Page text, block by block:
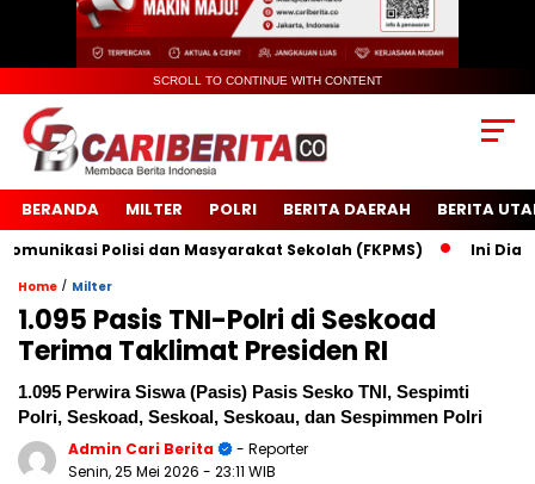
SCROLL TO CONTINUE WITH CONTENT
BERANDA MILTER POLRI BERITA DAERAH BERITA
Polisi dan Masyarakat Sekolah (FKPMS) Ini Dia Lokasi
Home / Milter
1.095 Pasis TNI-Polri di Seskoad
Terima Taklimat Presiden RI
1.095 Perwira Siswa (Pasis) Pasis Sesko TNI, Sespimti
Polri, Seskoad, Seskoal, Seskoau, dan Sespimmen Polri
Admin Cari Berita
- Reporter
Senin, 25 Mei 2026 - 23:11 WIB